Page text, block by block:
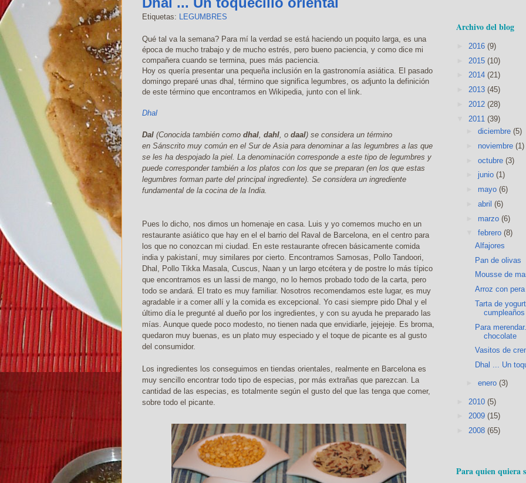
Etiquetas: LEGUMBRES
Qué tal va la semana? Para mí la verdad se está haciendo un poquito larga, es una
época de mucho trabajo y de mucho estrés, pero bueno paciencia, y como dice mi
compañera cuando se termina, pues más paciencia.
Hoy os quería presentar una pequeña inclusión en la gastronomía asiática. El pasado
domingo preparé unas dhal, término que significa legumbres, os adjunto la definición
de este término que encontramos en Wikipedia, junto con el link.
Dhal
Dal (Conocida también como dhal, dahl, o daal) se considera un término
en Sánscrito muy común en el Sur de Asia para denominar a las legumbres a las que
se les ha despojado la piel. La denominación corresponde a este tipo de legumbres y
puede corresponder también a los platos con los que se preparan (en los que estas
legumbres forman parte del principal ingrediente). Se considera un ingrediente
fundamental de la cocina de la India.
Pues lo dicho, nos dimos un homenaje en casa. Luis y yo comemos mucho en un
restaurante asiático que hay en el el barrio del Raval de Barcelona, en el centro para
los que no conozcan mi ciudad. En este restaurante ofrecen básicamente comida
india y pakistaní, muy similares por cierto. Encontramos Samosas, Pollo Tandoori,
Dhal, Pollo Tikka Masala, Cuscus, Naan y un largo etcétera y de postre lo más típico
que encontramos es un lassi de mango, no lo hemos probado todo de la carta, pero
todo se andará. El trato es muy familiar. Nosotros recomendamos este lugar, es muy
agradable ir a comer allí y la comida es excepcional. Yo casi siempre pido Dhal y el
último día le pregunté al dueño por los ingredientes, y con su ayuda he preparado las
mías. Aunque quede poco modesto, no tienen nada que envidiarle, jejejeje. Es broma,
quedaron muy buenas, es un plato muy especiado y el toque de picante es al gusto
del consumidor.
Los ingredientes los conseguimos en tiendas orientales, realmente en Barcelona es
muy sencillo encontrar todo tipo de especias, por más extrañas que parezcan. La
cantidad de las especias, es totalmente según el gusto del que las tenga que comer,
sobre todo el picante.
Archivo del blog
2016 (9)
2015 (10)
2014 (21)
2013 (45)
2012 (28)
2011 (39)
diciembre (5)
noviembre (1)
octubre (3)
junio (1)
mayo (6)
abril (6)
marzo (6)
febrero (8)
Alfajores
Pan de olivas
Mousse de
Arroz con
Tarta de
Para
chocolate
Vasitos de
Dhal ... Un
enero (3)
2010 (5)
2009 (15)
2008 (65)
Para quien quiera